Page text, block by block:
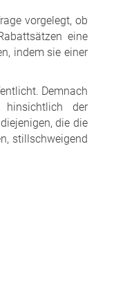
vorgelegt, ob
eine
indem sie einer
Demnach
hinsichtlich der
die die
stillschweigend